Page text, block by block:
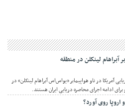
آبراهام لینکلن در منطقه
آمریکا در ناو هواپیمابر «یواس‌اس آبراهام لینکلن» در
ادامه اجرای محاصره دریایی ایران هستند.
روی آورد؟